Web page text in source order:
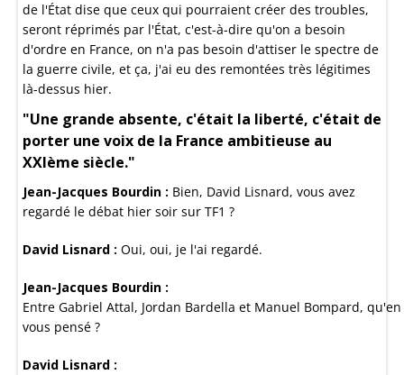
de l'État dise que ceux qui pourraient créer des troubles,
seront réprimés par l'État, c'est-à-dire qu'on a besoin
d'ordre en France, on n'a pas besoin d'attiser le spectre de
la guerre civile, et ça, j'ai eu des remontées très légitimes
là-dessus hier.
"Une grande absente, c'était la liberté, c'était de
porter une voix de la France ambitieuse au
XXIème siècle."
Jean-Jacques Bourdin : Bien, David Lisnard, vous avez
regardé le débat hier soir sur TF1 ?
David Lisnard : Oui, oui, je l'ai regardé.
Jean-Jacques Bourdin :
Entre Gabriel Attal, Jordan Bardella et Manuel Bompard, qu'en
vous pensé ?
David Lisnard :